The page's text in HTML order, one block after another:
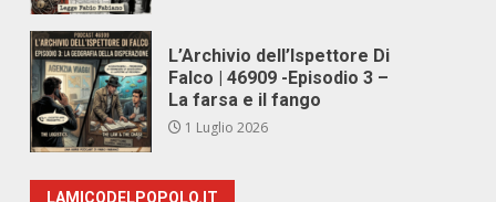
L’Archivio dell’Ispettore Di
Falco | 46909 -Episodio 3 –
La farsa e il fango
1 Luglio 2026
LAMICODELPOPOLO.IT